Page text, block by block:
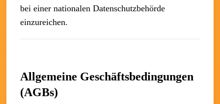
bei einer nationalen Datenschutzbehörde
einzureichen.
Allgemeine Geschäftsbedingungen
(AGBs)